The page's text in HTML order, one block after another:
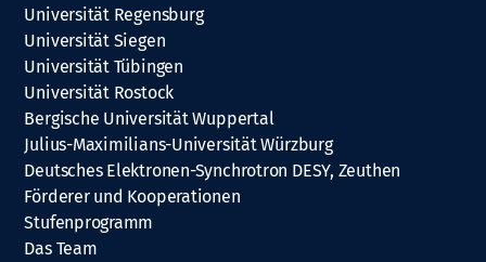
Universität Regensburg
Universität Siegen
Universität Tübingen
Universität Rostock
Bergische Universität Wuppertal
Julius-Maximilians-Universität Würzburg
Deutsches Elektronen-Synchrotron DESY, Zeuthen
Förderer und Kooperationen
Stufenprogramm
Das Team